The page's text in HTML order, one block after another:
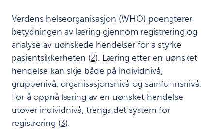
n
a
l
e
k
r
a
v
o
m
Verdens helseorganisasjon (WHO) poengterer
betydningen av læring gjennom registrering og
analyse av uønskede hendelser for å styrke
pasientsikkerheten (2). Læring etter en uønsket
hendelse kan skje både på individnivå,
gruppenivå, organisasjonsnivå og samfunnsnivå.
For å oppnå læring av en uønsket hendelse
utover individnivå, trengs det system for
registrering (3).